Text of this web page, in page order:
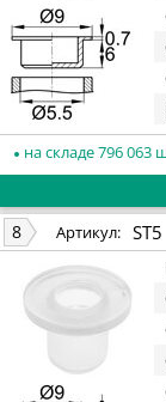
на складе 796 063
8 Артикул: ST5